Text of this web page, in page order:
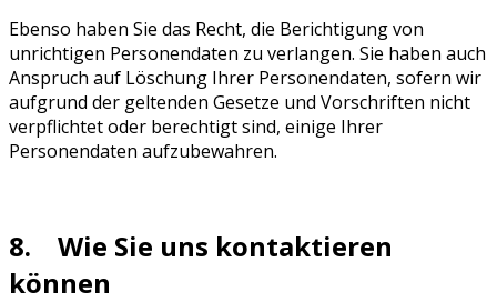
Ebenso haben Sie das Recht, die Berichtigung von
unrichtigen Personendaten zu verlangen. Sie haben auch
Anspruch auf Löschung Ihrer Personendaten, sofern wir
aufgrund der geltenden Gesetze und Vorschriften nicht
verpflichtet oder berechtigt sind, einige Ihrer
Personendaten aufzubewahren.
8. Wie Sie uns kontaktieren
können